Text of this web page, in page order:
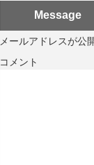
Message
メールアドレスが公
コメント